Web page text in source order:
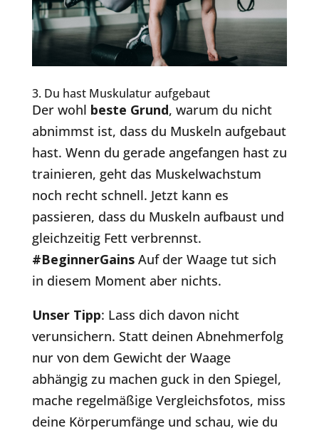
3. Du hast Muskulatur aufgebaut
Der wohl beste Grund, warum du nicht
abnimmst ist, dass du Muskeln aufgebaut
hast. Wenn du gerade angefangen hast zu
trainieren, geht das Muskelwachstum
noch recht schnell. Jetzt kann es
passieren, dass du Muskeln aufbaust und
gleichzeitig Fett verbrennst.
#BeginnerGainsAuf der Waage tut sich
in diesem Moment aber nichts.
Unser Tipp: Lass dich davon nicht
verunsichern. Statt deinen Abnehmerfolg
nur von dem Gewicht der Waage
abhängig zu machen guck in den Spiegel,
mache regelmäßige Vergleichsfotos, miss
deine Körperumfänge und schau, wie du